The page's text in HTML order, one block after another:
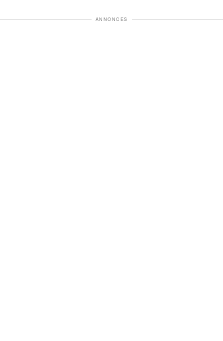
ANNONCES